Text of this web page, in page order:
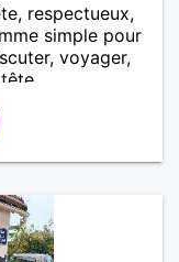
respectueux,
simple pour
voyager,